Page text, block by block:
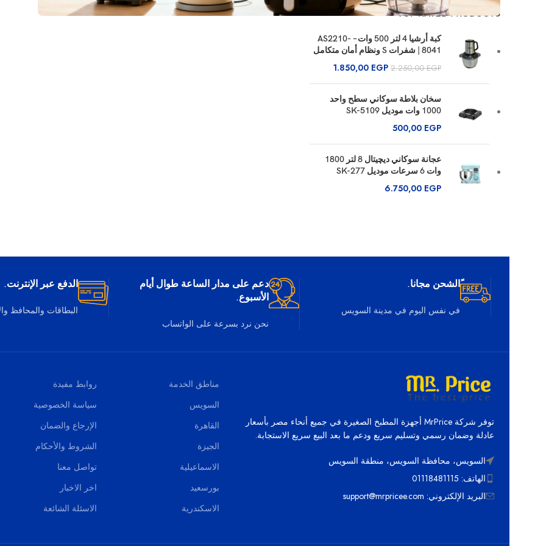
TOP RATED PRODUCTS
كبة أرشيا 4 لتر 500 وات – AS2210-
8041 | شفرات S ونظام أمان متكامل
2.250,00EGP
1.850,00 EGP
سخان بلاطة سوكاني سطح واحد
1000 وات موديل SK-5109
500,00 EGP
عجانة سوكاني ديچيتال 8 لتر 1800
وات 6 سرعات موديل SK-277
6.750,00 EGP
ًالشحن مجانا.
في نفس اليوم في مدينة السويس
دعم على مدار الساعة طوال أيام
الأسبوع.
نحن نرد بسرعة على الواتساب
الدفع عبر الإنترنت.
البطاقات والمحافظ
توفر شركة MrPrice أجهزة المطبخ الصغيرة في جميع أنحاء مصر بأسعار
عادلة وضمان رسمي وتسليم سريع ودعم ما بعد البيع سريع الاستجابة.
السويس، محافظة السويس، منطقة السويس
الهاتف: 01118481115
البريد الإلكتروني: support@mrpricee.com
مناطق الخدمة
السويس
القاهرة
الجيزة
الاسماعيلية
بورسعيد
الاسكندرية
روابط مفيدة
سياسة الخصوصية
الإرجاع والضمان
الشروط والأحكام
تواصل معنا
اخر الاخبار
الاسئلة الشائعة